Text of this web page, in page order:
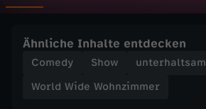
i
Ähnliche Inhalte entdecken
Comedy Show unterhaltsam
World Wide Wohnzimmer